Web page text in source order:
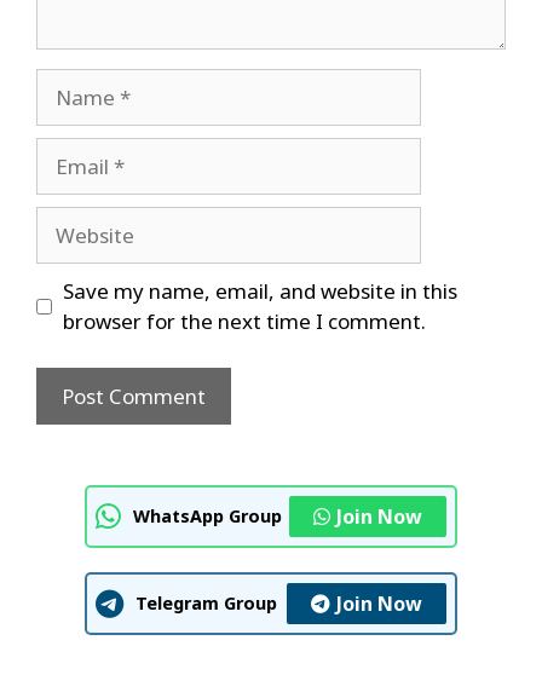
Save my name, email, and website in this
browser for the next time I comment.
WhatsApp Group Join Now
Telegram Group Join Now